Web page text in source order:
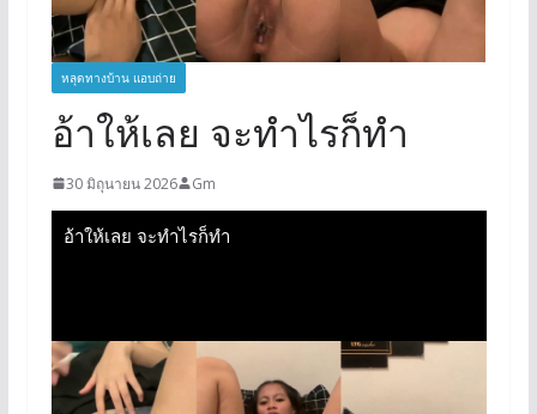
หลุดทางบ้าน แอบถ่าย
อ้าให้เลย จะทำไรก็ทำ
30 มิถุนายน 2026 Gm